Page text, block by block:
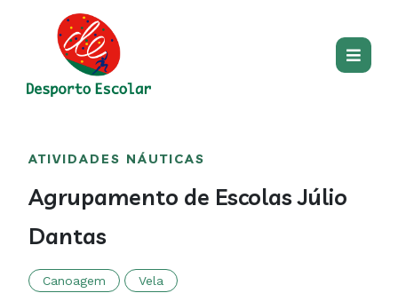
content
section
ATIVIDADES NÁUTICAS
Agrupamento de Escolas Júlio
Dantas
Canoagem Vela